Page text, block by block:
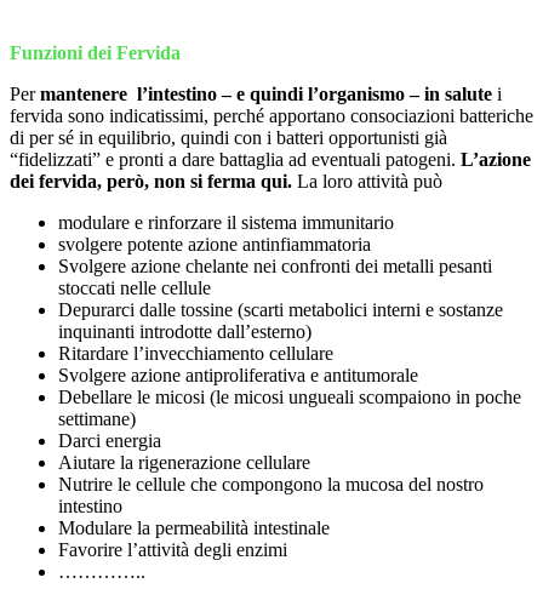
Funzioni dei Fervida
Permantenere l’intestino – e quindi l’organismo – in salute i
fervida sono indicatissimi, perché apportano consociazioni batteriche
di per sé in equilibrio, quindi con i batteri opportunisti già
“fidelizzati” e pronti a dare battaglia ad eventuali patogeni. L’azione
dei fervida, però, non si ferma qui. La loro attività può
modulare e rinforzare il sistema immunitario
svolgere potente azione antinfiammatoria
Svolgere azione chelante nei confronti dei metalli pesanti
stoccati nelle cellule
Depurarci dalle tossine (scarti metabolici interni e sostanze
inquinanti introdotte dall’esterno)
Ritardare l’invecchiamento cellulare
Svolgere azione antiproliferativa e antitumorale
Debellare le micosi (le micosi ungueali scompaiono in poche
settimane)
Darci energia
Aiutare la rigenerazione cellulare
Nutrire le cellule che compongono la mucosa del nostro
intestino
Modulare la permeabilità intestinale
Favorire l’attività degli enzimi
…………..